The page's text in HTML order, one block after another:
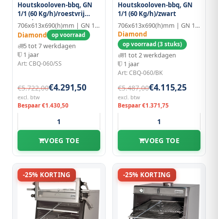
Houtskooloven-bbq, GN
1/1 (60 Kg/h)/roestvrij
Staal
706x613x690(h)mm | GN 1/1
Diamond op voorraad
5 tot 7 werkdagen
1 jaar
Art: CBQ-060/SS
€5.722,00€4.291,50
excl. btw
Bespaar €1.430,50
VOEG TOE
Houtskooloven-bbq, GN
1/1 (60 Kg/h)/zwart
706x613x690(h)mm | GN 1/1
Diamond
op voorraad (3 stuks)
1 tot 2 werkdagen
1 jaar
Art: CBQ-060/BK
€5.487,00€4.115,25
excl. btw
Bespaar €1.371,75
VOEG TOE
-25% KORTING -25% KORTING